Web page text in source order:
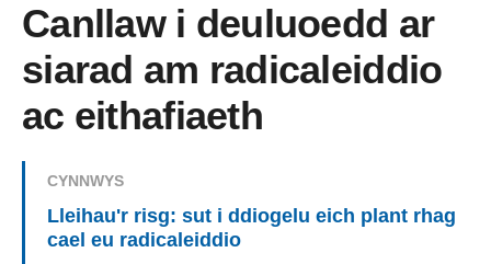
Canllaw i deuluoedd ar
siarad am radicaleiddio
ac eithafiaeth
CYNNWYS
Lleihau'r risg: sut i ddiogelu eich plant rhag
cael eu radicaleiddio